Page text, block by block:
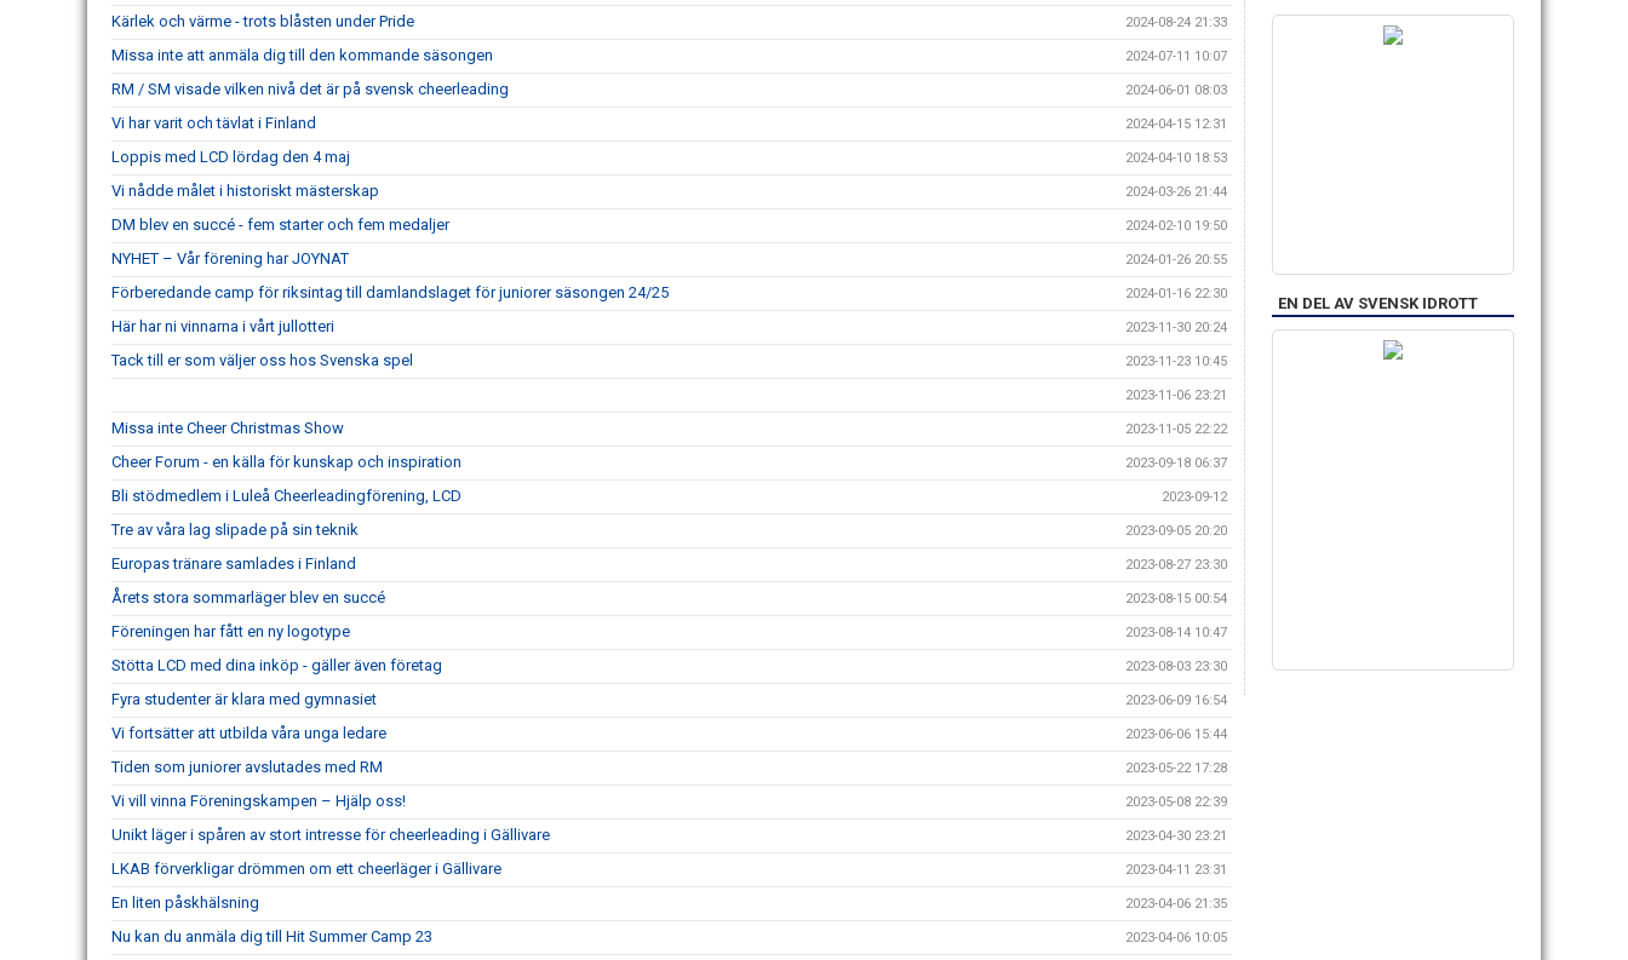
Kärlek och värme - trots blåsten under Pride 2024-08-24 21:33
Missa inte att anmäla dig till den kommande säsongen 2024-07-11 10:07
RM / SM visade vilken nivå det är på svensk cheerleading 2024-06-01 08:03
Vi har varit och tävlat i Finland 2024-04-15 12:31
Loppis med LCD lördag den 4 maj 2024-04-10 18:53
Vi nådde målet i historiskt mästerskap 2024-03-26 21:44
DM blev en succé - fem starter och fem medaljer 2024-02-10 19:50
NYHET – Vår förening har JOYNAT 2024-01-26 20:55
Förberedande camp för riksintag till damlandslaget för juniorer säsongen 24/25 2024-01-16 22:30
Här har ni vinnarna i vårt jullotteri 2023-11-30 20:24
Tack till er som väljer oss hos Svenska spel 2023-11-23 10:45
2023-11-06 23:21
Missa inte Cheer Christmas Show 2023-11-05 22:22
Cheer Forum - en källa för kunskap och inspiration 2023-09-18 06:37
Bli stödmedlem i Luleå Cheerleadingförening, LCD 2023-09-12
Tre av våra lag slipade på sin teknik 2023-09-05 20:20
Europas tränare samlades i Finland 2023-08-27 23:30
Årets stora sommarläger blev en succé 2023-08-15 00:54
Föreningen har fått en ny logotype 2023-08-14 10:47
Stötta LCD med dina inköp - gäller även företag 2023-08-03 23:30
Fyra studenter är klara med gymnasiet 2023-06-09 16:54
Vi fortsätter att utbilda våra unga ledare 2023-06-06 15:44
Tiden som juniorer avslutades med RM 2023-05-22 17:28
Vi vill vinna Föreningskampen – Hjälp oss! 2023-05-08 22:39
Unikt läger i spåren av stort intresse för cheerleading i Gällivare 2023-04-30 23:21
LKAB förverkligar drömmen om ett cheerläger i Gällivare 2023-04-11 23:31
En liten påskhälsning 2023-04-06 21:35
Nu kan du anmäla dig till Hit Summer Camp 23 2023-04-06 10:05
EN DEL AV SVENSK IDROTT